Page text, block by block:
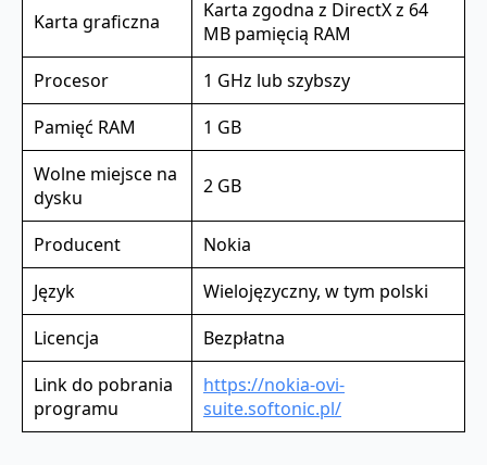
Karta graficzna
Karta zgodna z DirectX z 64
MB pamięcią RAM
Procesor
1 GHz lub szybszy
Pamięć RAM
1 GB
Wolne miejsce na
dysku
2 GB
Producent
Nokia
Język
Wielojęzyczny, w tym polski
Licencja
Bezpłatna
Link do pobrania
programu
https://nokia-ovi-
suite.softonic.pl/